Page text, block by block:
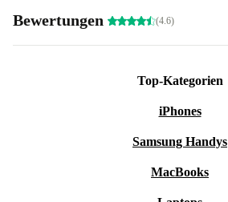
Bewertungen (4.6)
Top-Kategorien
iPhones
Samsung Handys
MacBooks